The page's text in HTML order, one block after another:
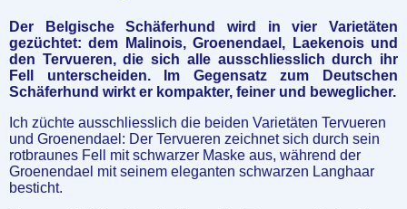
Der Belgische Schäferhund wird in vier Varietäten
gezüchtet: dem Malinois, Groenendael, Laekenois und
den Tervueren, die sich alle ausschliesslich durch ihr
Fell unterscheiden. Im Gegensatz zum Deutschen
Schäferhund wirkt er kompakter, feiner und beweglicher.
Ich züchte ausschliesslich die beiden Varietäten Tervueren
und Groenendael: Der Tervueren zeichnet sich durch sein
rotbraunes Fell mit schwarzer Maske aus, während der
Groenendael mit seinem eleganten schwarzen Langhaar
besticht.